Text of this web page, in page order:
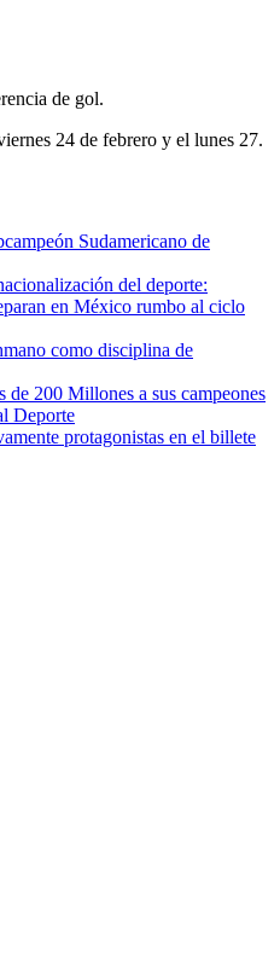
de gol.
24 de febrero y el lunes 27.
Sudamericano de
del deporte:
en México rumbo al ciclo
como disciplina de
de 200 Millones a sus campeones
Deporte
protagonistas en el billete